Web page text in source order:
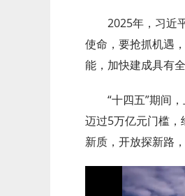
2025年，习近
使命，要抢抓机遇
能，加快建成具有
“十四五”期间
迈过5万亿元门槛，
新质，开放探新路